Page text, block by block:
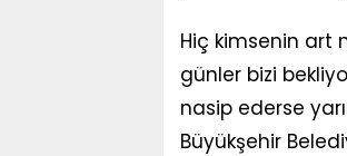
Hiç kimsenin art
günler bizi
nasip ederse
Büyükşehir